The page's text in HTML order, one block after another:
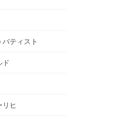
ティスト
ド
ヒ